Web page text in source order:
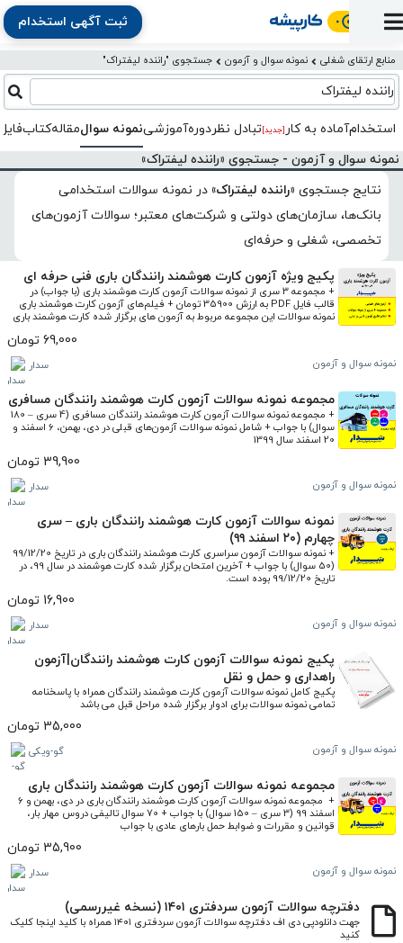
پنل
استخدام
به
کار
ثبت
رزومه
آگهی
آماده
به
کار
ثبت
آگهی
استخدام
نشان
شده‌ها
تبادل
نظر
منابع
ارتقای
شغلی
دوره
آموزشی
مقاله
کتاب
فایل‌و‌قالب
اخبار
استخدام
کارپیشه
جستجوی
کارجویان
(رزومه)
بخش
کارفرمایان
ثبت آگهی استخدام
منابع ارتقای شغلی نمونه سوال و آزمون جستجوی "راننده لیفتراک"
راننده لیفتراک
استخدامآماده به کار [جدید]تبادل‌ نظردوره‌آموزشینمونه سوالمقالهکتاب
نمونه سوال و آزمون - جستجوی «راننده لیفتراک»
نتایج جستجوی «راننده لیفتراک» در نمونه سوالات استخدامی
بانک‌ها، سازمان‌های دولتی و شرکت‌های معتبر؛ سوالات آزمون‌های
تخصصی، شغلی و حرفه‌ای
پکیج ویژه آزمون کارت هوشمند رانندگان باری فنی حرفه ای
69,000 تومان
نمونه سوال و آزمون سدار
مجموعه نمونه سوالات آزمون کارت هوشمند رانندگان مسافری
20 اسفند سال 1399
39,900 تومان
نمونه سوال و آزمون سدار
نمونه سوالات آزمون کارت هوشمند رانندگان باری – سری
چهارم (۲۰ اسفند ۹۹)
تاریخ 99/12/20 بوده است.
16,900 تومان
نمونه سوال و آزمون سدار
پکیج نمونه سوالات آزمون کارت هوشمند رانندگان|آزمون
راهداری و حمل و نقل
تمامی نمونه سوالات برای ادوار برگزار شده مراحل قبل می باشد
35,000 تومان
نمونه سوال و آزمون گو-ویکی
مجموعه نمونه سوالات آزمون کارت هوشمند رانندگان باری
قوانین و مقررات و ضوابط حمل بارهای عادی با جواب
35,900 تومان
نمونه سوال و آزمون سدار
دفترچه سوالات آزمون سردفتری ۱۴۰۱ (نسخه غیررسمی)
کنید